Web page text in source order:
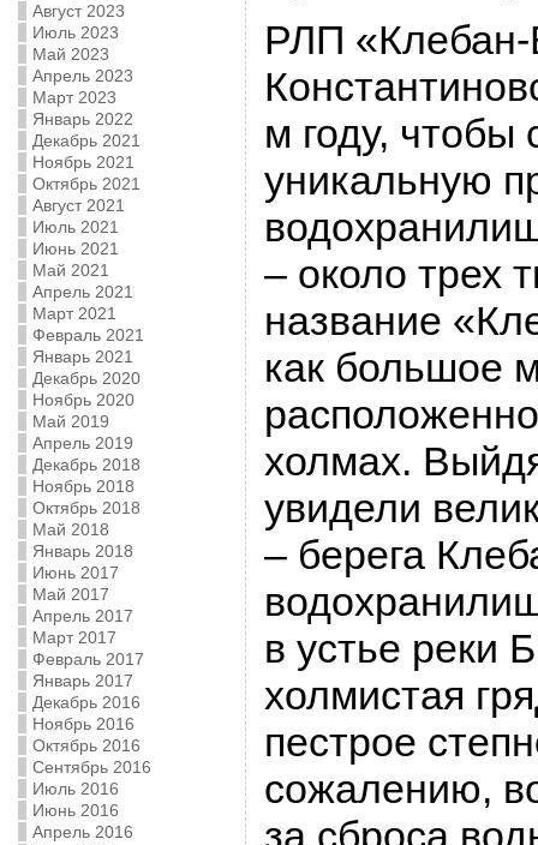
Август 2023
Июль 2023
Май 2023
Апрель 2023
Март 2023
Январь 2022
Декабрь 2021
Ноябрь 2021
Октябрь 2021
Август 2021
Июль 2021
Июнь 2021
Май 2021
Апрель 2021
Март 2021
Февраль 2021
Январь 2021
Декабрь 2020
Ноябрь 2020
Май 2019
Апрель 2019
Декабрь 2018
Ноябрь 2018
Октябрь 2018
Май 2018
Январь 2018
Июнь 2017
Май 2017
Апрель 2017
Март 2017
Февраль 2017
Январь 2017
Декабрь 2016
Ноябрь 2016
Октябрь 2016
Сентябрь 2016
Июль 2016
Июнь 2016
Апрель 2016
РЛП «Клебан-
м году, чтобы
уникальную
– около трех
название
как большое
холмах.
увидели
– берега
в устье реки
холмистая
пестрое
сожалению,
за сброса